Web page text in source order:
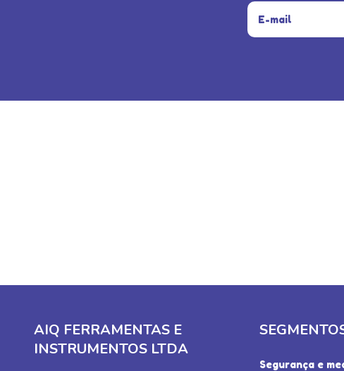
AIQ FERRAMENTAS E
INSTRUMENTOS LTDA
Segurança e